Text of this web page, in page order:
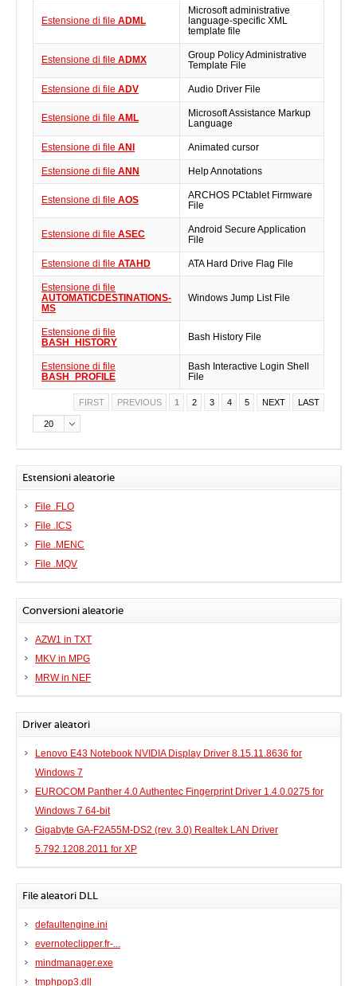
Estensione di file ADML
Microsoft administrative
language-specific XML
template file
Estensione di file ADMX
Group Policy Administrative
Template File
Estensione di file ADV Audio Driver File
Estensione di file AML
Microsoft Assistance Markup
Language
Estensione di file ANI Animated cursor
Estensione di file ANN Help Annotations
Estensione di file AOS
ARCHOS PCtablet Firmware
File
Estensione di file ASEC
Android Secure Application
File
Estensione di file ATAHD ATA Hard Drive Flag File
Estensione di file
AUTOMATICDESTINATIONS-
MS
Windows Jump List File
Estensione di file
BASH_HISTORY
Bash History File
Estensione di file
BASH_PROFILE
Bash Interactive Login Shell
File
FIRST PREVIOUS 1 2 3 4 5 NEXT LAST
20
Estensioni aleatorie
File .FLO
File .ICS
File .MENC
File .MQV
Conversioni aleatorie
AZW1 in TXT
MKV in MPG
MRW in NEF
Driver aleatori
Lenovo E43 Notebook NVIDIA Display Driver 8.15.11.8636 for
Windows 7
EUROCOM Panther 4.0 Authentec Fingerprint Driver 1.4.0.0275 for
Windows 7 64-bit
Gigabyte GA-F2A55M-DS2 (rev. 3.0) Realtek LAN Driver
5.792.1208.2011 for XP
File aleatori DLL
defaultengine.ini
evernoteclipper.fr-...
mindmanager.exe
tmphpop3.dll